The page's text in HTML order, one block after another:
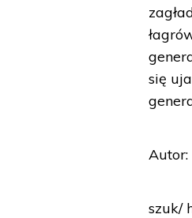
się
Autor:
szuk/